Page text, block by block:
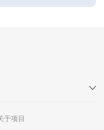
于项目